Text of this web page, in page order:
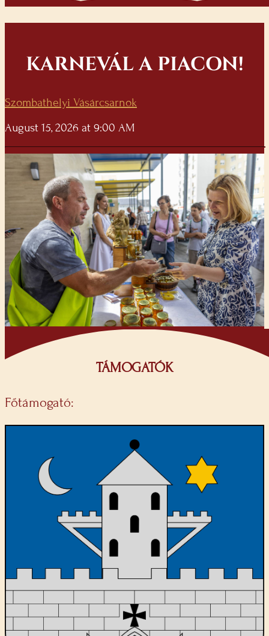
KARNEVÁL A PIACON!
Szombathelyi Vásárcsarnok
August 15, 2026 at 9:00 AM
TÁMOGATÓK
Főtámogató: